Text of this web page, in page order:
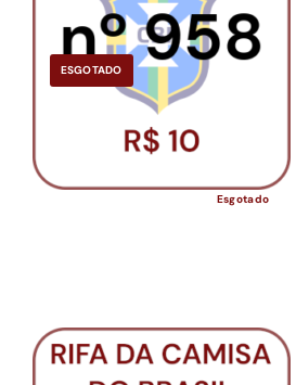
ESGOTADO
Esgotado